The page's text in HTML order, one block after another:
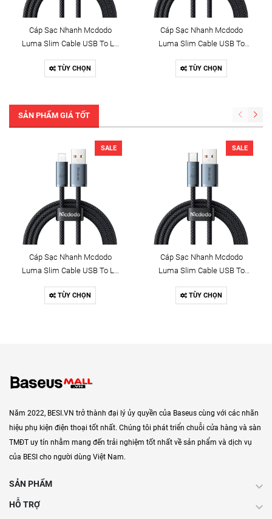
Cáp Sạc Nhanh Mcdodo
Luma Slim Cable USB To Ln
LED
TÙY CHỌN
Cáp Sạc Nhanh Mcdodo
Luma Slim Cable USB To
Có Đèn LED
TÙY CHỌN
SẢN PHẨM GIÁ TỐT
SALE
Cáp Sạc Nhanh Mcdodo
Luma Slim Cable USB To Ln
LED
TÙY CHỌN
SALE
Cáp Sạc Nhanh Mcdodo
Luma Slim Cable USB To
Có Đèn LED
TÙY CHỌN
Năm 2022, BESI.VN trở thành đại lý ủy quyền của Baseus cùng với các nhãn
hiệu phụ kiện điện thoại tốt nhất. Chúng tôi phát triển chuỗi cửa hàng và sàn
TMĐT uy tín nhằm mang đến trải nghiệm tốt nhất về sản phẩm và dịch vụ
của BESI cho người dùng Việt Nam.
SẢN PHẨM
HỖ TRỢ